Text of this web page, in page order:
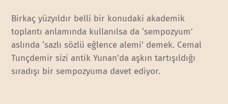
Birkaç yüzyıldır belli bir konudaki akademik
toplantı anlamında kullanılsa da ‘sempozyum’
aslında ‘sazlı sözlü eğlence alemi’ demek. Cemal
Tunçdemir sizi antik Yunan’da aşkın tartışıldığı
sıradışı bir sempozyuma davet ediyor.